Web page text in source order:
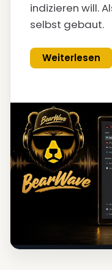
indizieren will.
selbst gebaut.
Weiterlesen